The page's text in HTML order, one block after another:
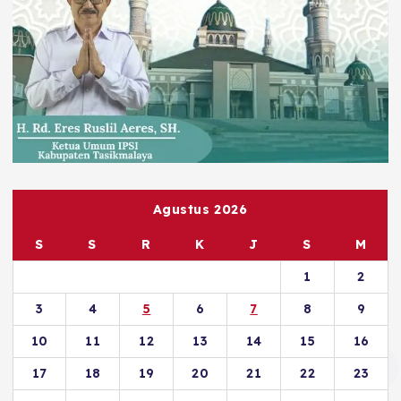
Agustus 2026
S S R K J S
M
1
2
3
4 5 6 7 8
9
10
11 12 13 14 15
16
17
18 19 20 21 22
23